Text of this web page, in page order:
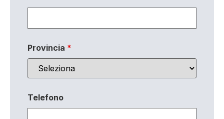
Provincia *
Telefono